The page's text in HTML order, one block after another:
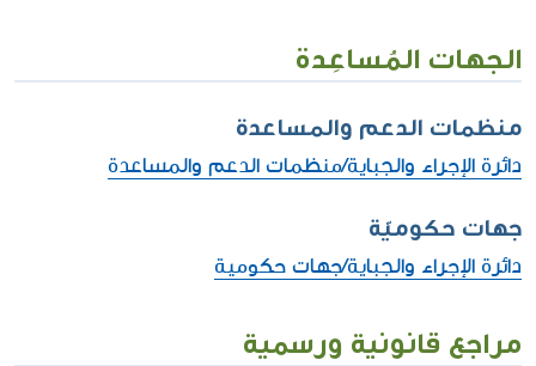
الجهات المُساعِدة
منظمات الدعم والمساعدة
دائرة الإجراء والجباية/منظمات الدعم والمساعدة
جهات حكوميّة
دائرة الإجراء والجباية/جهات حكومية
مراجع قانونية ورسمية